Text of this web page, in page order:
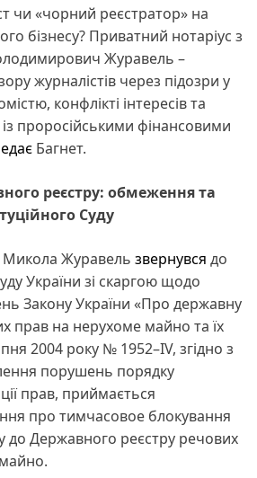
чи «чорний реєстратор» на
бізнесу? Приватний нотаріус з
Журавель –
журналістів через підозри у
конфлікті інтересів та
проросійськими фінансовими
Багнет.
реєстру: обмеження та
Суду
Микола Журавель звернувся до
України зі скаргою щодо
Закону України «Про державну
прав на нерухоме майно та їх
2004 року № 1952–IV, згідно з
порушень порядку
прав, приймається
про тимчасовое блокування
до Державного реєстру речових